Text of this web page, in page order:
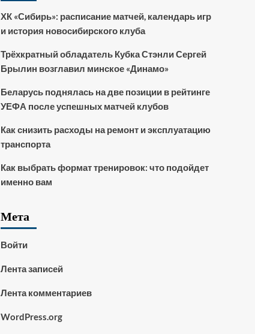
ХК «Сибирь»: расписание матчей, календарь игр
и история новосибирского клуба
Трёхкратный обладатель Кубка Стэнли Сергей
Брылин возглавил минское «Динамо»
Беларусь поднялась на две позиции в рейтинге
УЕФА после успешных матчей клубов
Как снизить расходы на ремонт и эксплуатацию
транспорта
Как выбрать формат тренировок: что подойдет
именно вам
Мета
Войти
Лента записей
Лента комментариев
WordPress.org